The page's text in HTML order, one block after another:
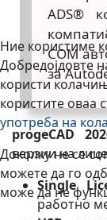
ADS®
COM
за
progeCAD
верзии на
Single
работно
Ние користиме
Добредојдовте
користи
користите оваа
употреба на
Доколку не се
можете да го
може да не